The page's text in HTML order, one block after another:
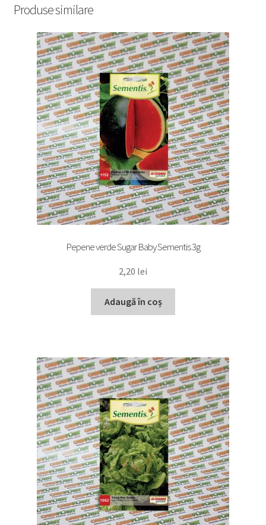
Produse similare
Pepene verde Sugar Baby Sementis 3g
2,20 lei
Adaugă în coș